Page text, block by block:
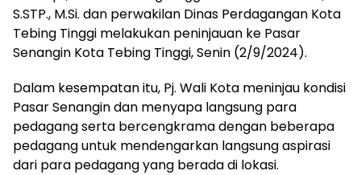
S.STP., M.Si. dan perwakilan Dinas Perdagangan Kota
Tebing Tinggi melakukan peninjauan ke Pasar
Senangin Kota Tebing Tinggi, Senin (2/9/2024).
Dalam kesempatan itu, Pj. Wali Kota meninjau kondisi
Pasar Senangin dan menyapa langsung para
pedagang serta bercengkrama dengan beberapa
pedagang untuk mendengarkan langsung aspirasi
dari para pedagang yang berada di lokasi.